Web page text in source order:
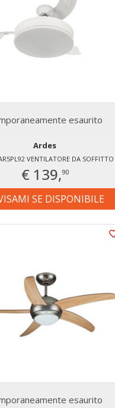
esaurito
Ardes
VENTILATORE DA SOFFITTO
€ 139,90
SE DISPONIBILE
esaurito